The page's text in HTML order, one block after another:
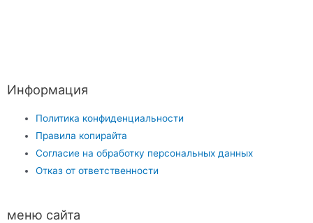
Информация
Политика конфиденциальности
Правила копирайта
Согласие на обработку персональных данных
Отказ от ответственности
меню сайта